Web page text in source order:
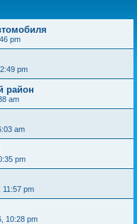
pm
pm
район
am
am
pm
11:57 pm
10:28 pm